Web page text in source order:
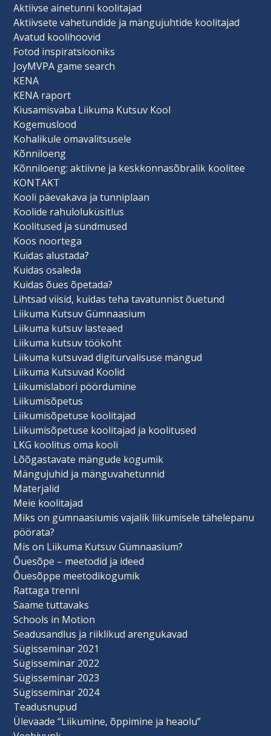
Aktiivse ainetunni koolitajad
Aktiivsete vahetundide ja mängujuhtide koolitajad
Avatud koolihoovid
Fotod inspiratsiooniks
JoyMVPA game search
KENA
KENA raport
Kiusamisvaba Liikuma Kutsuv Kool
Kogemuslood
Kohalikule omavalitsusele
Kõnniloeng
Kõnniloeng: aktiivne ja keskkonnasõbralik koolitee
KONTAKT
Kooli päevakava ja tunniplaan
Koolide rahuloluküsitlus
Koolitused ja sündmused
Koos noortega
Kuidas alustada?
Kuidas osaleda
Kuidas õues õpetada?
Lihtsad viisid, kuidas teha tavatunnist õuetund
Liikuma Kutsuv Gümnaasium
Liikuma kutsuv lasteaed
Liikuma kutsuv töökoht
Liikuma kutsuvad digiturvalisuse mängud
Liikuma Kutsuvad Koolid
Liikumislabori pöördumine
Liikumisõpetus
Liikumisõpetuse koolitajad
Liikumisõpetuse koolitajad ja koolitused
LKG koolitus oma kooli
Lõõgastavate mängude kogumik
Mängujuhid ja mänguvahetunnid
Materjalid
Meie koolitajad
Miks on gümnaasiumis vajalik liikumisele tähelepanu
pöörata?
Mis on Liikuma Kutsuv Gümnaasium?
Õuesõpe – meetodid ja ideed
Õuesõppe meetodikogumik
Rattaga trenni
Saame tuttavaks
Schools in Motion
Seadusandlus ja riiklikud arengukavad
Sügisseminar 2021
Sügisseminar 2022
Sügisseminar 2023
Sügisseminar 2024
Teadusnupud
Ülevaade “Liikumine, õppimine ja heaolu”